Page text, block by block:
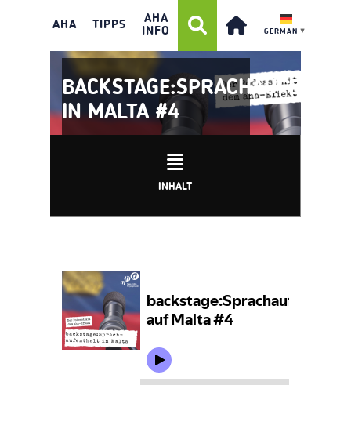
AHA TIPPS
AHA
INFO
GERMAN ▼
IN MALTA #4
INHALT